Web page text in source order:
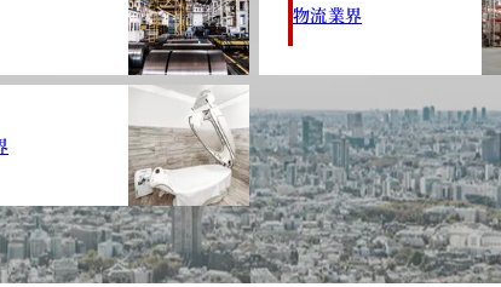
物流業界